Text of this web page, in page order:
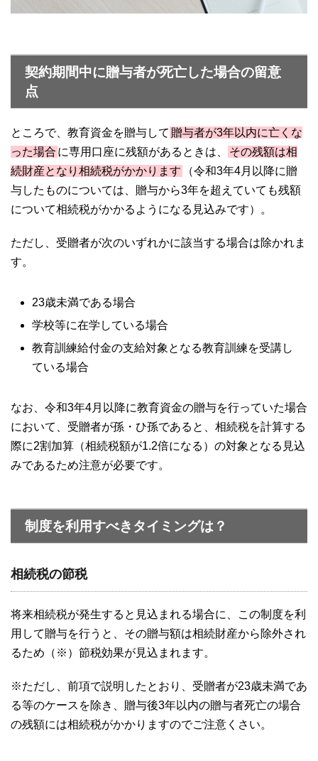
契約期間中に贈与者が死亡した場合の留意
点
ところで、教育資金を贈与して 贈与者が3年以内に亡くな
った場合 に専用口座に残額があるときは、
その残額は相
続財産となり相続税がかかります
（令和3年4月以降に贈
与したものについては、贈与から3年を超えていても残額
について相続税がかかるようになる見込みです）。
ただし、受贈者が次のいずれかに該当する場合は除かれま
す。
23歳未満である場合
学校等に在学している場合
教育訓練給付金の支給対象となる教育訓練を受講し
ている場合
なお、令和3年4月以降に教育資金の贈与を行っていた場合
において、受贈者が孫・ひ孫であると、相続税を計算する
際に2割加算（相続税額が1.2倍になる）の対象となる見込
みであるため注意が必要です。
制度を利用すべきタイミングは？
相続税の節税
将来相続税が発生すると見込まれる場合に、この制度を利
用して贈与を行うと、その贈与額は相続財産から除外され
るため（※）節税効果が見込まれます。
※ただし、前項で説明したとおり、受贈者が23歳未満であ
る等のケースを除き、贈与後3年以内の贈与者死亡の場合
の残額には相続税がかかりますのでご注意くさい。